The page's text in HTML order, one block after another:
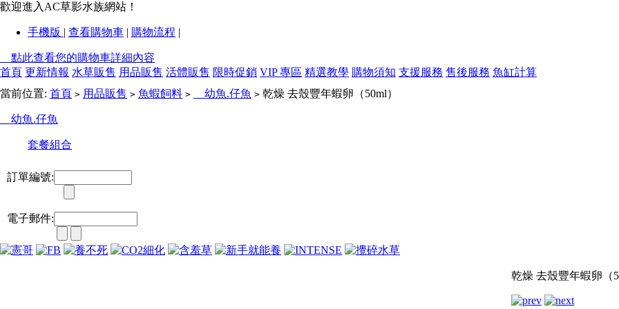
歡迎進入AC草影水族網站！
手機版 | 查看購物車 | 購物流程 |
點此查看您的購物車詳細內容
首頁 更新情報 水草販售 用品販售 活體販售 限時促銷 VIP 專區 精選教學 購物須知 支援服務 售後服務 魚缸計算
當前位置: 首頁 > 用品販售 > 魚蝦飼料 > 幼魚.仔魚 > 乾燥 去殼豐年蝦卵（50ml）
幼魚.仔魚
套餐組合
訂單編號:
電子郵件:
乾燥 去殼豐年蝦卵（